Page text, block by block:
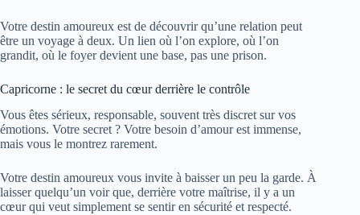
Votre destin amoureux est de découvrir qu’une relation peut
être un voyage à deux. Un lien où l’on explore, où l’on
grandit, où le foyer devient une base, pas une prison.
Capricorne : le secret du cœur derrière le contrôle
Vous êtes sérieux, responsable, souvent très discret sur vos
émotions. Votre secret ? Votre besoin d’amour est immense,
mais vous le montrez rarement.
Votre destin amoureux vous invite à baisser un peu la garde. À
laisser quelqu’un voir que, derrière votre maîtrise, il y a un
cœur qui veut simplement se sentir en sécurité et respecté.